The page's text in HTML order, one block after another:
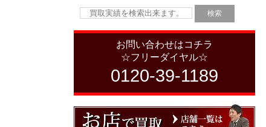
お問い合わせはコチラ
☆フリーダイヤル☆
0120-39-1189